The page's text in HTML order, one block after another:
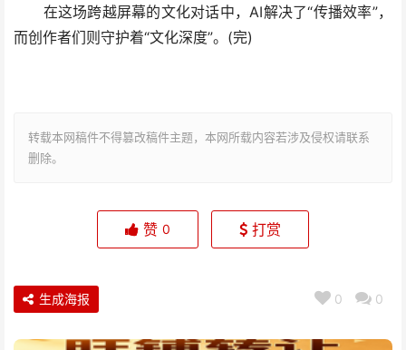
在这场跨越屏幕的文化对话中，AI解决了“传播效率”，
而创作者们则守护着“文化深度”。(完)
转载本网稿件不得篡改稿件主题，本网所载内容若涉及侵权请联系
删除。
赞 0 打赏
0 0
生成海报